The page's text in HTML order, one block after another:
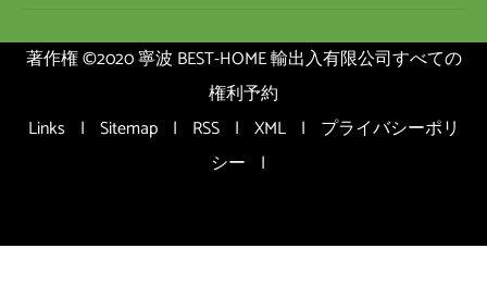
著作権 ©2020 寧波 BEST-HOME 輸出入有限公司すべての
権利予約
Links | Sitemap | RSS | XML | プライバシーポリ
シー |